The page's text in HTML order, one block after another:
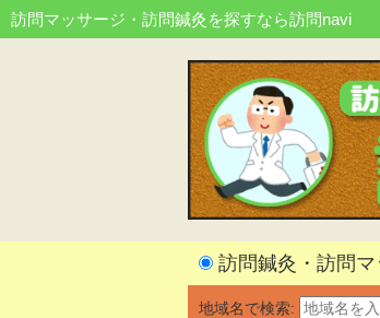
訪問マッサージ・訪問鍼灸を探すなら訪問navi
訪問鍼灸・訪問
地域名で検索: